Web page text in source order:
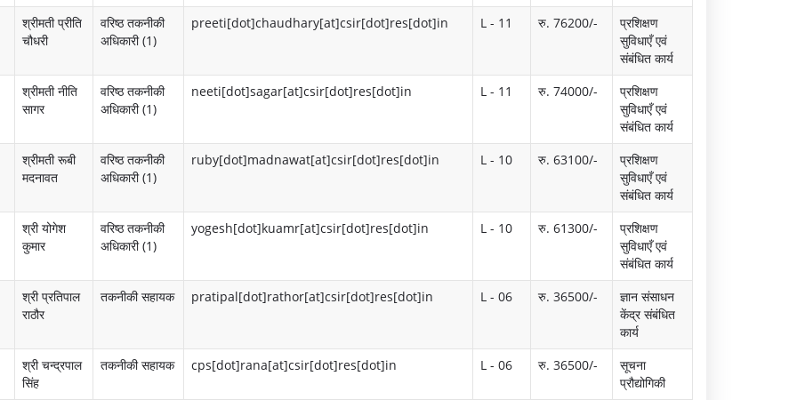
ब्रो
श
र
सी
ए
स
ई
र
श
ल
गॉ
ट
नो
ड
ल
अ
का
म
त्व
श्रीमती प्रीति
चौधरी
वरिष्ठ तकनीकी
अधिकारी (1)
preeti[dot]chaudhary[at]csir[dot]res[dot]in L - 11 रु. 76200/-
प्रशिक्षण
सुविधाएँ एवं
संबंधित कार्य
श्रीमती नीति
सागर
वरिष्ठ तकनीकी
अधिकारी (1)
neeti[dot]sagar[at]csir[dot]res[dot]in L - 11 रु. 74000/-
प्रशिक्षण
सुविधाएँ एवं
संबंधित कार्य
श्रीमती रूबी
मदनावत
वरिष्ठ तकनीकी
अधिकारी (1)
ruby[dot]madnawat[at]csir[dot]res[dot]in L - 10 रु. 63100/-
प्रशिक्षण
सुविधाएँ एवं
संबंधित कार्य
श्री योगेश
कुमार
वरिष्ठ तकनीकी
अधिकारी (1)
yogesh[dot]kuamr[at]csir[dot]res[dot]in L - 10 रु. 61300/-
प्रशिक्षण
सुविधाएँ एवं
संबंधित कार्य
श्री प्रतिपाल
राठौर
तकनीकी सहायक pratipal[dot]rathor[at]csir[dot]res[dot]in L - 06 रु. 36500/-
ज्ञान संसाधन
केंद्र संबंधित
कार्य
श्री चन्द्रपाल
सिंह
तकनीकी सहायक cps[dot]rana[at]csir[dot]res[dot]in L - 06 रु. 36500/-
सूचना
प्रौद्योगिकी